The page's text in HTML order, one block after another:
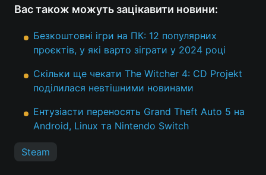
Вас також можуть зацікавити новини:
Безкоштовні ігри на ПК: 12 популярних
проєктів, у які варто зіграти у 2024 році
Скільки ще чекати The Witcher 4: CD Projekt
поділилася невтішними новинами
Ентузіасти переносять Grand Theft Auto 5 на
Android, Linux та Nintendo Switch
Steam